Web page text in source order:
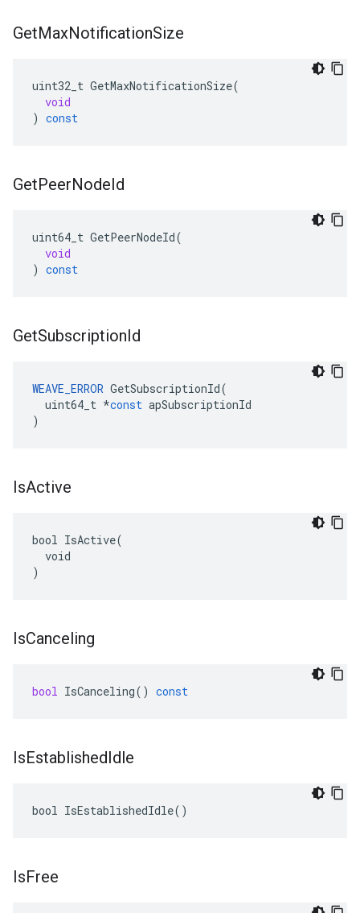
GetMaxNotificationSize
uint32_t GetMaxNotificationSize(
void
) const
GetPeerNodeId
uint64_t GetPeerNodeId(
void
) const
GetSubscriptionId
WEAVE_ERROR GetSubscriptionId(
uint64_t *const apSubscriptionId
)
IsActive
bool IsActive(
  void
)
IsCanceling
bool IsCanceling() const
IsEstablishedIdle
bool IsEstablishedIdle()
IsFree